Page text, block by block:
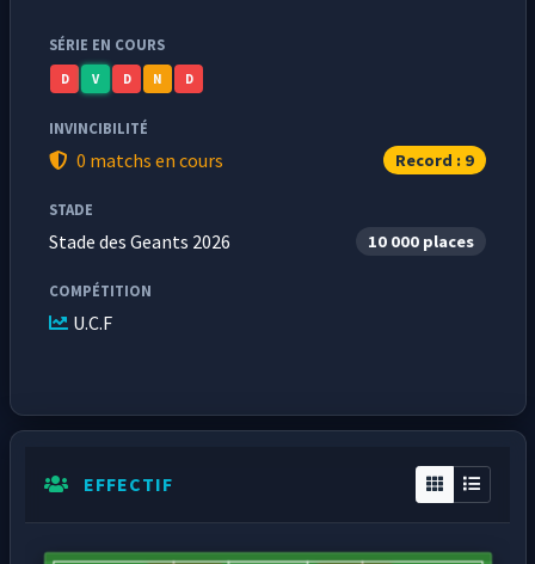
SÉRIE EN COURS
D V D N D
INVINCIBILITÉ
0 matchs en cours Record : 9
STADE
Stade des Geants 2026 10 000 places
COMPÉTITION
U.C.F
EFFECTIF